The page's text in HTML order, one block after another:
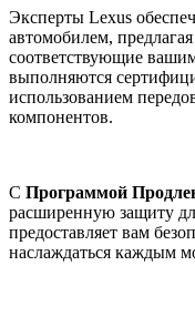
Эксперты Lexus
автомобилем,
соответствующие
выполняются
использованием
компонентов.
С Программой
расширенную защиту
предоставляет вам
наслаждаться каждым